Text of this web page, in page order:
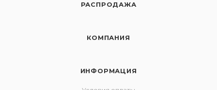
РАСПРОДАЖА
КОМПАНИЯ
ИНФОРМАЦИЯ